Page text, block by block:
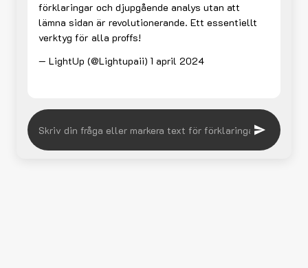
förklaringar och djupgående analys utan att
lämna sidan är revolutionerande. Ett essentiellt
verktyg för alla proffs!
— LightUp (@Lightupaii) 1 april 2024